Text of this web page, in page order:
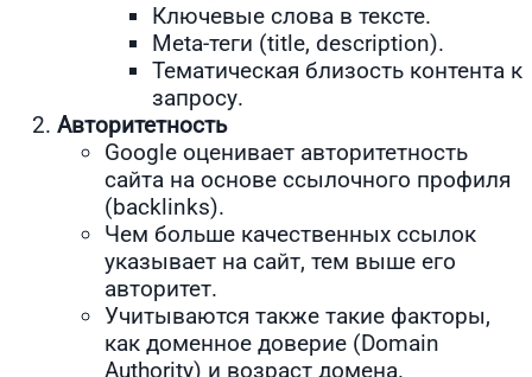
Ключевые слова в тексте.
Meta-теги (title, description).
Тематическая близость контента к
запросу.
Авторитетность
Google оценивает авторитетность
сайта на основе ссылочного профиля
(backlinks).
Чем больше качественных ссылок
указывает на сайт, тем выше его
авторитет.
Учитываются также такие факторы,
как доменное доверие (Domain
Authority) и возраст домена.